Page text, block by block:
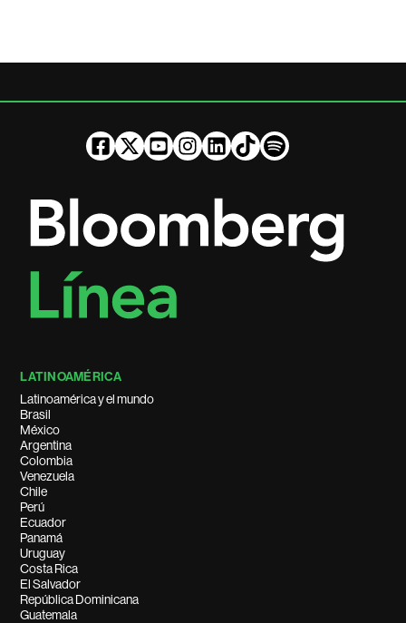
LATINOAMÉRICA
Latinoamérica y el mundo
Brasil
México
Argentina
Colombia
Venezuela
Chile
Perú
Ecuador
Panamá
Uruguay
Costa Rica
El Salvador
República Dominicana
Guatemala